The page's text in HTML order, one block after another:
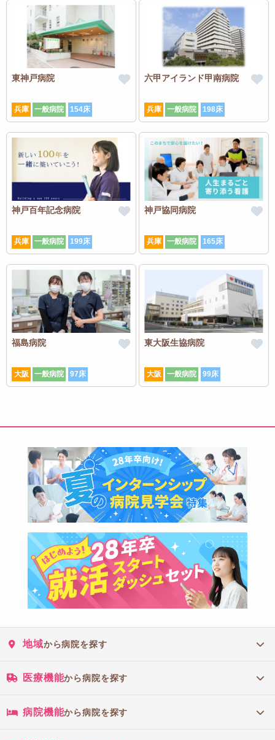
東神戸病院
兵庫 一般病院 154床
六甲アイランド甲南病院
兵庫 一般病院 198床
神戸百年記念病院
兵庫 一般病院 199床
神戸協同病院
兵庫 一般病院 165床
福島病院
大阪 一般病院 97床
東大阪生協病院
大阪 一般病院 99床
地域から病院を探す
医療機能から病院を探す
病院機能から病院を探す